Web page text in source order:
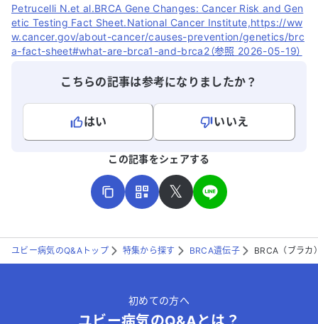
Petrucelli N.et al.BRCA Gene Changes: Cancer Risk and Gen
etic Testing Fact Sheet.National Cancer Institute,https://ww
w.cancer.gov/about-cancer/causes-prevention/genetics/brc
a-fact-sheet#what-are-brca1-and-brca2（参照 2026-05-19）
こちらの記事は参考になりましたか？
はい
いいえ
こちらは送信専用のフォームです。氏名やご自身の病気の詳細な
どの個人情報は入れないでください。
送信する
この記事をシェアする
𝕏
ユビー病気のQ&Aトップ 特集から探す BRCA遺伝子 BRCA（ブラカ
初めての方へ